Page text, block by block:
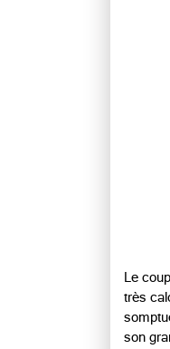
Le
très
son